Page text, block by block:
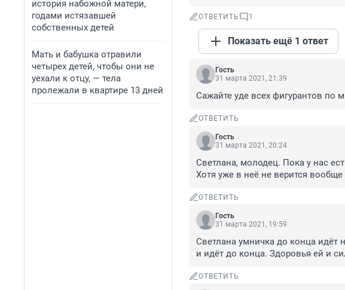
история набожной матери,
годами истязавшей
собственных детей
Мать и бабушка отравили
четырех детей, чтобы они не
уехали к отцу, — тела
пролежали в квартире 13 дней
ОТВЕТИТЬ 1
Показать ещё 1 ответ
Гость
31 марта 2021, 21:39
Сажайте уде всех фигурантов по
ОТВЕТИТЬ
Гость
31 марта 2021, 20:24
Светлана, молодец. Пока у нас
Хотя уже в неё не верится вообще
ОТВЕТИТЬ
Гость
31 марта 2021, 19:59
Светлана умничка до конца идёт
и идёт до конца. Здоровья ей и
ОТВЕТИТЬ